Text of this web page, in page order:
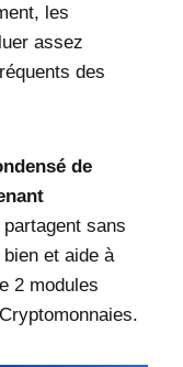
les
assez
des
de
sans
et aide à
2 modules